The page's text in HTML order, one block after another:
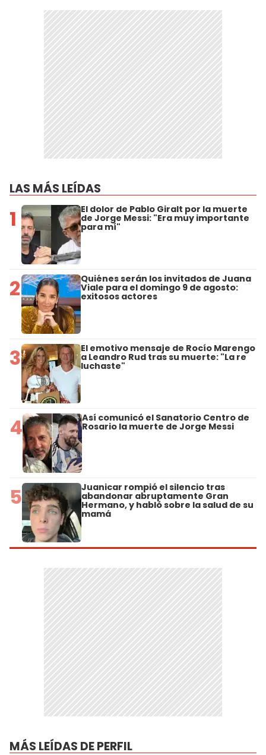
LAS MÁS LEÍDAS
1 El dolor de Pablo Giralt por la muerte
de Jorge Messi: "Era muy importante
para mí"
2 Quiénes serán los invitados de Juana
Viale para el domingo 9 de agosto:
exitosos actores
3 El emotivo mensaje de Rocío Marengo
a Leandro Rud tras su muerte: "La re
luchaste"
4 Así comunicó el Sanatorio Centro de
Rosario la muerte de Jorge Messi
5 Juanicar rompió el silencio tras
abandonar abruptamente Gran
Hermano, y habló sobre la salud de su
mamá
MÁS LEÍDAS DE PERFIL